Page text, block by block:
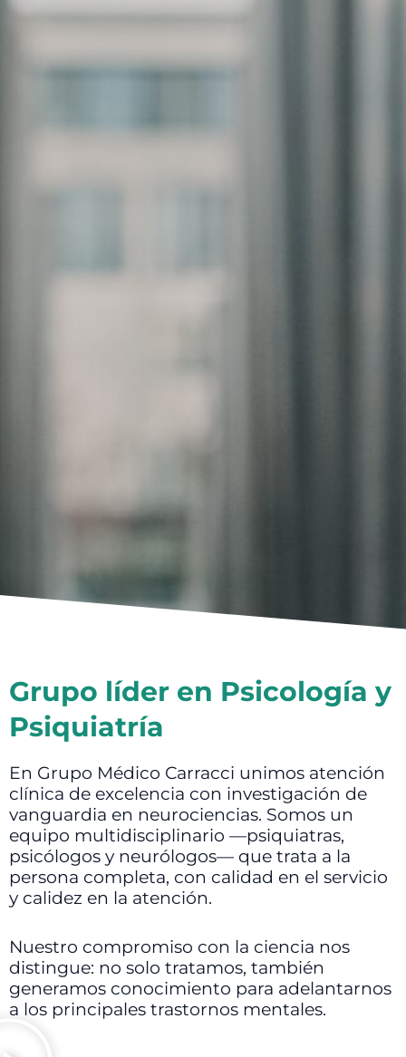
Grupo líder en Psicología y
Psiquiatría
En Grupo Médico Carracci unimos atención
clínica de excelencia con investigación de
vanguardia en neurociencias. Somos un
equipo multidisciplinario —psiquiatras,
psicólogos y neurólogos— que trata a la
persona completa, con calidad en el servicio
y calidez en la atención.
Nuestro compromiso con la ciencia nos
distingue: no solo tratamos, también
generamos conocimiento para adelantarnos
a los principales trastornos mentales.